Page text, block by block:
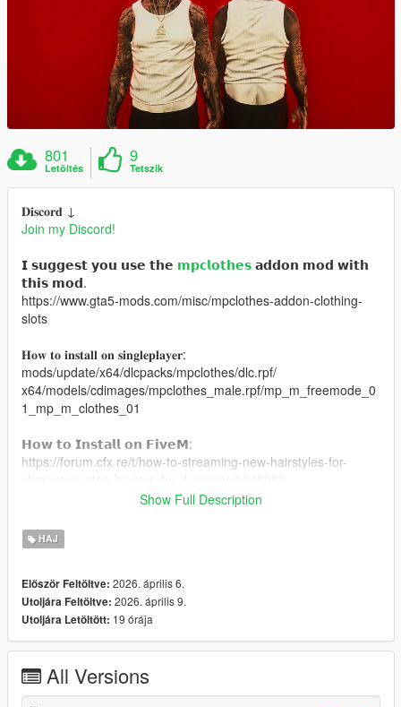
801
Letöltés
9
Tetszik
𝐃𝐢𝐬𝐜𝐨𝐫𝐝 ↓
Join my Discord!
𝗜 𝘀𝘂𝗴𝗴𝗲𝘀𝘁 𝘆𝗼𝘂 𝘂𝘀𝗲 𝘁𝗵𝗲 𝗺𝗽𝗰𝗹𝗼𝘁𝗵𝗲𝘀 𝗮𝗱𝗱𝗼𝗻 𝗺𝗼𝗱 𝘄𝗶𝘁𝗵
𝘁𝗵𝗶𝘀 𝗺𝗼𝗱.
https://www.gta5-mods.com/misc/mpclothes-addon-clothing-
slots
𝐇𝐨𝐰 𝐭𝐨 𝐢𝐧𝐬𝐭𝐚𝐥𝐥 𝐨𝐧 𝐬𝐢𝐧𝐠𝐥𝐞𝐩𝐥𝐚𝐲𝐞𝐫:
mods/update/x64/dlcpacks/mpclothes/dlc.rpf/
x64/models/cdimages/mpclothes_male.rpf/mp_m_freemode_0
1_mp_m_clothes_01
𝗛𝗼𝘄 𝘁𝗼 𝗜𝗻𝘀𝘁𝗮𝗹𝗹 𝗼𝗻 𝗙𝗶𝘃𝗲𝗠:
https://forum.cfx.re/t/how-to-streaming-new-hairstyles-for-
Show Full Description
HAJ
Először Feltöltve: 2026. április 6.
Utoljára Feltöltve: 2026. április 9.
Utoljára Letöltött: 19 órája
All Versions